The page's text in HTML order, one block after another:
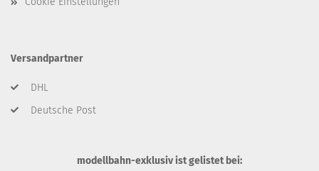
Versandpartner
DHL
Deutsche Post
modellbahn-exklusiv ist gelistet bei: